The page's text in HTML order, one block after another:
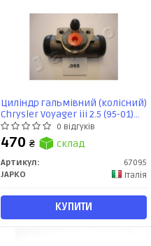
Циліндр гальмівний (колісний)
Chrysler Voyager iii 2.5 (95-01)
(67095) JAPKO0 відгуків
470 ₴ склад
Артикул:
67095
JAPKO
Італія
КУПИТИ